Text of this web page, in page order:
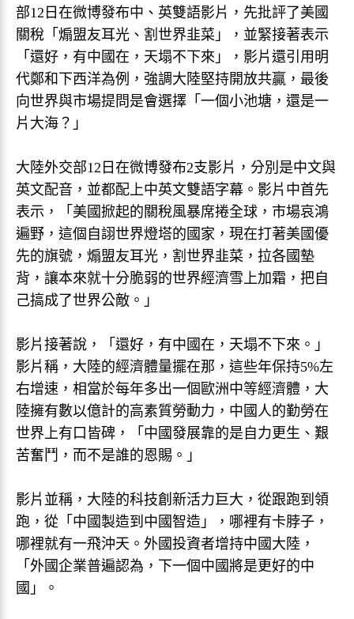
部12日在微博發布中、英雙語影片，先批評了美國
關稅「煽盟友耳光、割世界韭菜」，並緊接著表示
「還好，有中國在，天塌不下來」，影片還引用明
代鄭和下西洋為例，強調大陸堅持開放共贏，最後
向世界與市場提問是會選擇「一個小池塘，還是一
片大海？」
大陸外交部12日在微博發布2支影片，分別是中文與
英文配音，並都配上中英文雙語字幕。影片中首先
表示，「美國掀起的關稅風暴席捲全球，市場哀鴻
遍野，這個自詡世界燈塔的國家，現在打著美國優
先的旗號，煽盟友耳光，割世界韭菜，拉各國墊
背，讓本來就十分脆弱的世界經濟雪上加霜，把自
己搞成了世界公敵。」
影片接著說，「還好，有中國在，天塌不下來。」
影片稱，大陸的經濟體量擺在那，這些年保持5%左
右增速，相當於每年多出一個歐洲中等經濟體，大
陸擁有數以億計的高素質勞動力，中國人的勤勞在
世界上有口皆碑，「中國發展靠的是自力更生、艱
苦奮鬥，而不是誰的恩賜。」
影片並稱，大陸的科技創新活力巨大，從跟跑到領
跑，從「中國製造到中國智造」，哪裡有卡脖子，
哪裡就有一飛沖天。外國投資者增持中國大陸，
「外國企業普遍認為，下一個中國將是更好的中
國」。